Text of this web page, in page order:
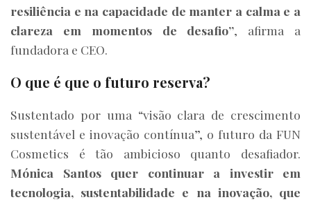
resiliência e na capacidade de manter a calma e a
clareza em momentos de desafio”, afirma a
fundadora e CEO.
O que é que o futuro reserva?
Sustentado por uma “visão clara de crescimento
sustentável e inovação contínua”, o futuro da FUN
Cosmetics é tão ambicioso quanto desafiador.
Mónica Santos quer continuar a investir em
tecnologia, sustentabilidade e na inovação, que